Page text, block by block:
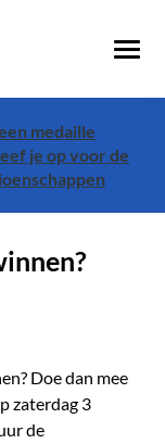
medaille
je op voor de
Doe dan mee
zaterdag 3
de